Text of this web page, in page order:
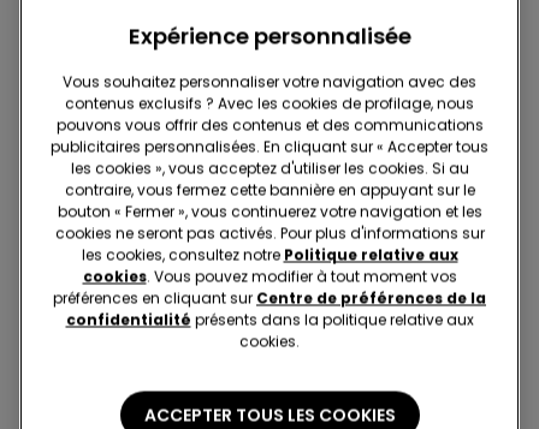
Glimmer Diva
1 Couleur
Légèrement Rembourré Boho
Style
Expérience personnalisée
Vous souhaitez personnaliser votre navigation avec des
contenus exclusifs ? Avec les cookies de profilage, nous
pouvons vous offrir des contenus et des communications
publicitaires personnalisées. En cliquant sur « Accepter tous
les cookies », vous acceptez d'utiliser les cookies. Si au
contraire, vous fermez cette bannière en appuyant sur le
bouton « Fermer », vous continuerez votre navigation et les
cookies ne seront pas activés. Pour plus d'informations sur
les cookies, consultez notre Politique relative aux
cookies. Vous pouvez modifier à tout moment vos
préférences en cliquant sur Centre de préférences de la
confidentialité présents dans la politique relative aux
cookies.
ACCEPTER TOUS LES COOKIES